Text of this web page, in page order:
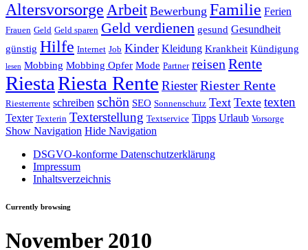
Altersvorsorge Arbeit Bewerbung Familie Ferien
Frauen Geld Geld sparen Geld verdienen gesund Gesundheit
günstig Hilfe Internet Job Kinder Kleidung Krankheit Kündigung
lesen Mobbing Mobbing Opfer Mode Partner reisen Rente
RiestaRiesta Rente RiesterRiester Rente
Riesterrente schreiben schön SEO Sonnenschutz Text Texte texten
Texter Texterin Texterstellung Textservice Tipps Urlaub Vorsorge
Show Navigation Hide Navigation
DSGVO-konforme Datenschutzerklärung
Impressum
Inhaltsverzeichnis
Currently browsing
November 2010